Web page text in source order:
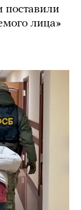
поставили
лица»